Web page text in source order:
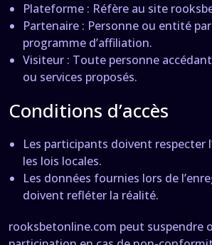
Plateforme : Réfère au site
Partenaire : Personne ou entité
programme d’affiliation.
Visiteur : Toute personne
ou services proposés.
Conditions d’accès
Les participants doivent respecter
les lois locales.
Les données fournies lors de
doivent refléter la réalité.
rooksbetonline.com peut suspendre